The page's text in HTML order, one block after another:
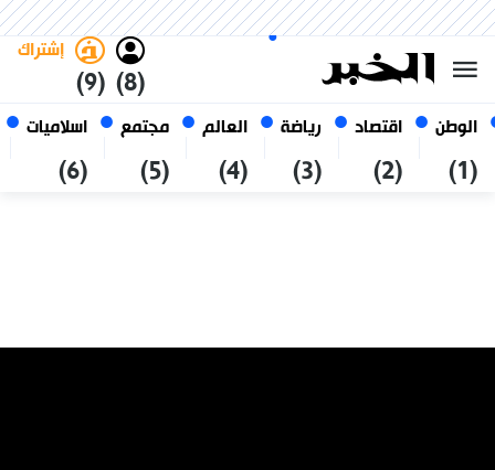
الوطن
(1)
اقتصاد
(2)
رياضة
(3)
العالم
(4)
مجتمع
(5)
اسلاميات
(6)
(8)
إشتراك
(9)
أغسطس 2026
الجزائر